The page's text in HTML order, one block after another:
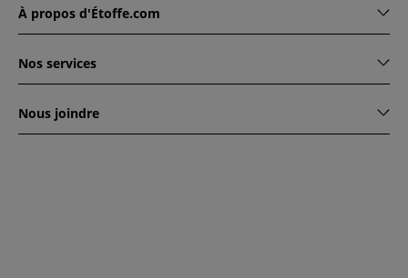
À propos d'Étoffe.com
Nos services
Nous joindre